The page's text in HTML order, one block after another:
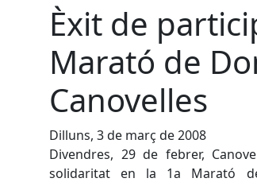
Èxit de
Marató de
Canovelles
Dilluns, 3 de març de 2008
Divendres, 29 de febrer,
solidaritat en la 1a Marató